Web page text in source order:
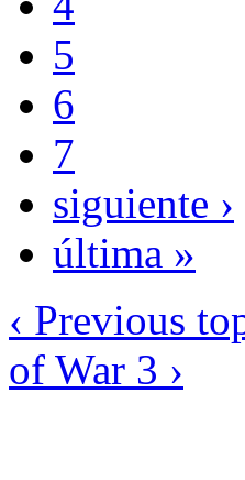
5
6
7
siguiente ›
última »
‹ Previous
of War 3 ›